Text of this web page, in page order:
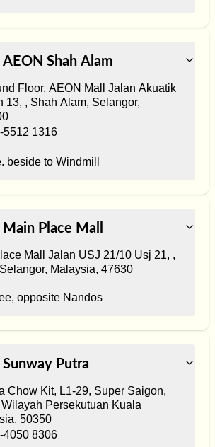
Shah Alam
Floor, AEON Mall Jalan Akuatik
13, , Shah Alam, Selangor,
5512 1316
beside to Windmill
Place Mall
Mall Jalan USJ 21/10 Usj 21, ,
Malaysia, 47630
opposite Nandos
Putra
Chow Kit, L1-29, Super Saigon,
Persekutuan Kuala
50350
4050 8306